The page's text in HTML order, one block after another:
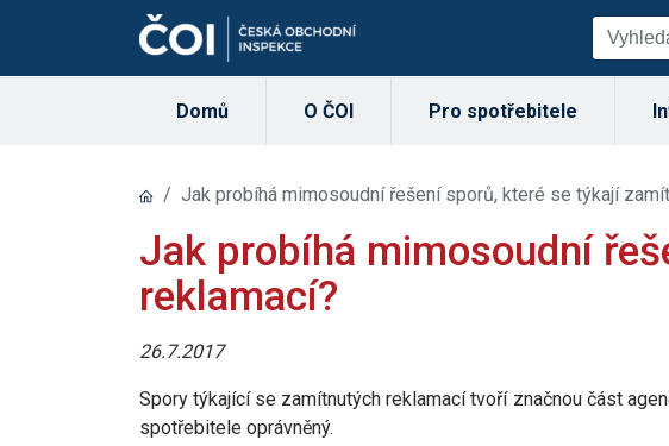
Domů O ČOI Pro spotřebitele
Jak probíhá mimosoudní řešení sporů, které se týkají
Jak probíhá mimosoudní
reklamací?
26.7.2017
Spory týkající se zamítnutých reklamací tvoří značnou část
spotřebitele oprávněný.